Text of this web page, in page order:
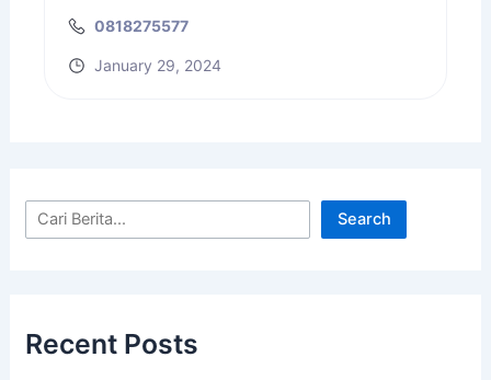
0818275577
January 29, 2024
Search
Recent Posts